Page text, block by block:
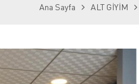
Ana Sayfa ALT GİYİM